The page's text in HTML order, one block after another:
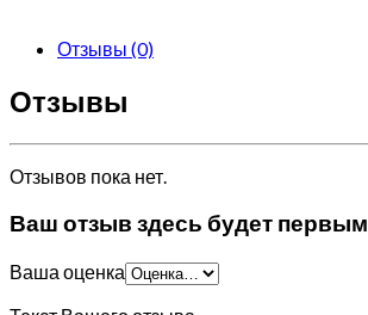
Отзывы (0)
Отзывы
Отзывов пока нет.
Ваш отзыв здесь будет первым
Ваша оценка